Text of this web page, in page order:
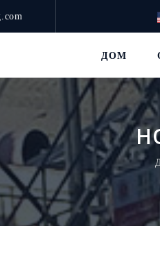
ДОМ